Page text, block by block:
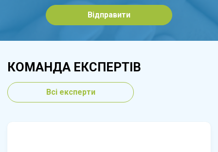
Відправити
КОМАНДА ЕКСПЕРТІВ
Всі експерти